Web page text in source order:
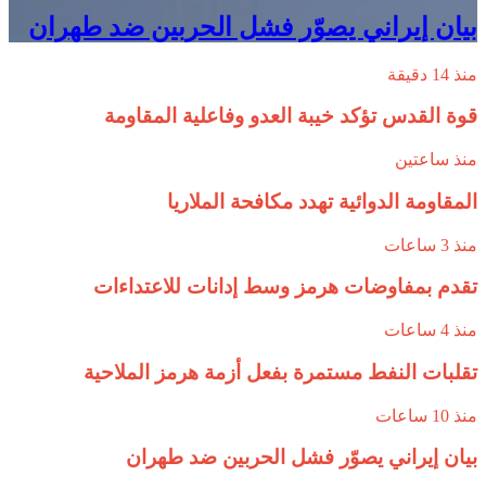
بيان إيراني يصوّر فشل الحربين ضد طهران
منذ 14 دقيقة
قوة القدس تؤكد خيبة العدو وفاعلية المقاومة
منذ ساعتين
المقاومة الدوائية تهدد مكافحة الملاريا
منذ 3 ساعات
تقدم بمفاوضات هرمز وسط إدانات للاعتداءات
منذ 4 ساعات
تقلبات النفط مستمرة بفعل أزمة هرمز الملاحية
منذ 10 ساعات
بيان إيراني يصوّر فشل الحربين ضد طهران